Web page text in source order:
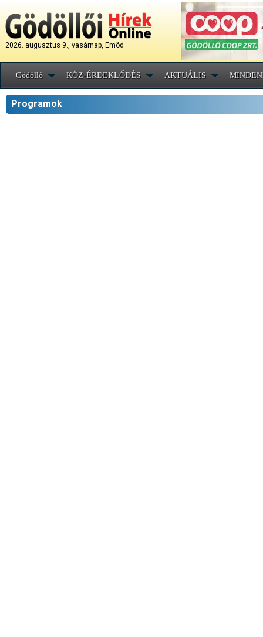
2026. augusztus 9., vasárnap, Emõd
Gödöllő KÖZ-ÉRDEKLŐDÉS AKTUÁLIS
Programok